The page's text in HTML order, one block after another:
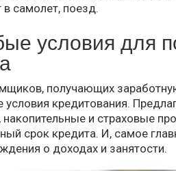
в самолет, поезд.
условия для
получающих
кредитования.
накопительные и страховые
срок кредита. И, самое
о доходах и занятости.